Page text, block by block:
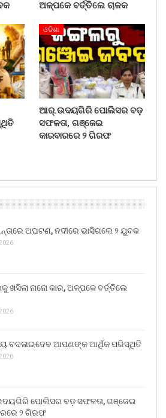
ଅଳ୍ପକେ ବର୍ତ୍ତିଲେ ଚାଳକ
ଓଡିଶା
ଆର୍.ଉଦୟଗିରି ପୋଲିସର ବଡ଼
ସଫଳତା, ଗଞ୍ଜେଇ
କାରବାରରେ ୨ ଗିରଫ
ଅଘଟଣ, ନଦୀରେ ଭାସିଗଲେ ୨ ଯୁବକ
ଖସିଲା ନାନୋ କାର, ଅଳ୍ପକେ ବର୍ତ୍ତିଲେ
ବଦଳାଇଦେବ ଆପଣଙ୍କ ଆର୍ଥିକ ପରିସ୍ଥିତି
ପୋଲିସର ବଡ଼ ସଫଳତା, ଗଞ୍ଜେଇ
୨ ଗିରଫ